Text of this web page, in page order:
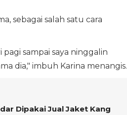
sebagai salah satu cara
sampai saya ninggalin
dia," imbuh Karina menangis.
Dipakai Jual Jaket Kang